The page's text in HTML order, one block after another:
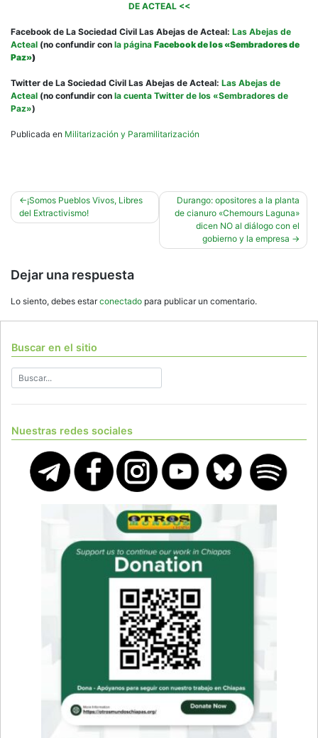
DE ACTEAL <<
Facebook de La Sociedad Civil Las Abejas de Acteal: Las Abejas de
Acteal (no confundir con la página Facebook delos «Sembradores de
Paz»)
Twitter de La Sociedad Civil Las Abejas de Acteal: Las Abejas de
Acteal (no confundir con la cuenta Twitter de los «Sembradores de
Paz»)
Publicada en Militarización y Paramilitarización
Navegación
de
¡Somos Pueblos Vivos, Libres
del Extractivismo!
Durango: opositores a la planta
de cianuro «Chemours Laguna»
dicen NO al diálogo con el
gobierno y la empresa
Dejar una respuesta
Lo siento, debes estarconectado para publicar un comentario.
Buscar en el sitio
Nuestras redes sociales